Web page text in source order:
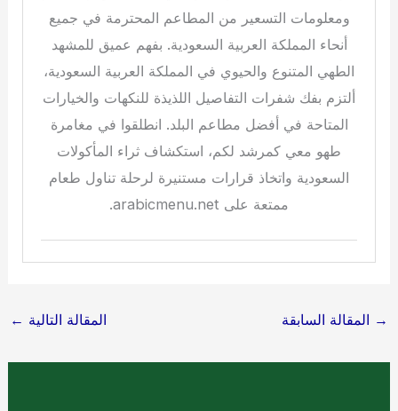
ومعلومات التسعير من المطاعم المحترمة في جميع
أنحاء المملكة العربية السعودية. بفهم عميق للمشهد
الطهي المتنوع والحيوي في المملكة العربية السعودية،
ألتزم بفك شفرات التفاصيل اللذيذة للنكهات والخيارات
المتاحة في أفضل مطاعم البلد. انطلقوا في مغامرة
طهو معي كمرشد لكم، استكشاف ثراء المأكولات
السعودية واتخاذ قرارات مستنيرة لرحلة تناول طعام
ممتعة على arabicmenu.net.
→ المقالة السابقة المقالة التالية ←